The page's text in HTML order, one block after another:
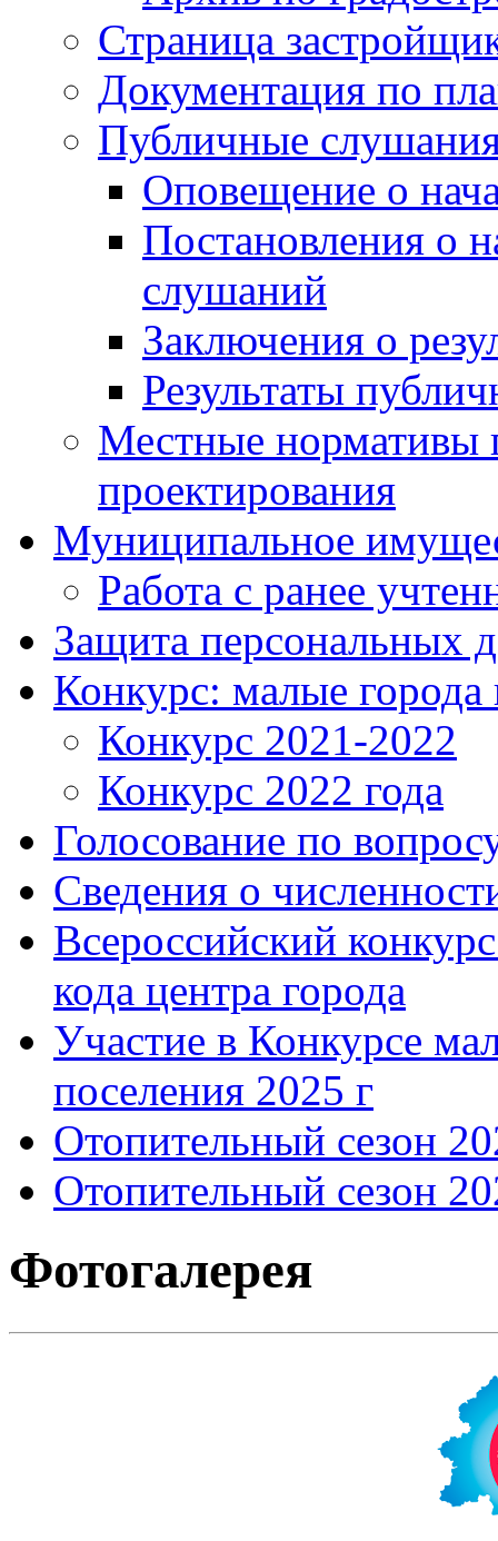
Страница
Документация по
Публичные
Оповещение о
Постановления о
слушаний
Заключения о
Результаты
Местные нормативы
проектирования
Муниципальное
Работа с ранее
Защита персональных
Конкурс: малые города
Конкурс 2021-2022
Конкурс 2022 года
Голосование по
Сведения о
Всероссийский
кода центра города
Участие в Конкурсе
поселения 2025 г
Отопительный сезон
Отопительный сезон
Фотогалерея